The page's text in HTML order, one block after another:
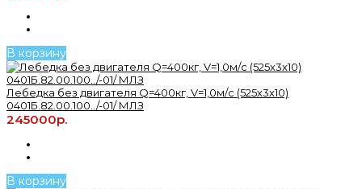
В корзину
Лебедка без двигателя Q=400кг, V=1,0м/с (525х3х10)
0401Б.82.00.100../-01/ МЛЗ
245000р.
В корзину